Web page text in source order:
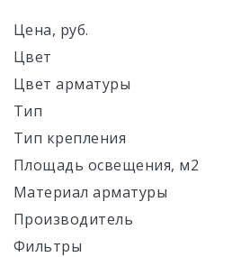
Цена, руб.
Цвет
Цвет арматуры
Тип
Тип крепления
Площадь освещения, м2
Материал арматуры
Производитель
Фильтры